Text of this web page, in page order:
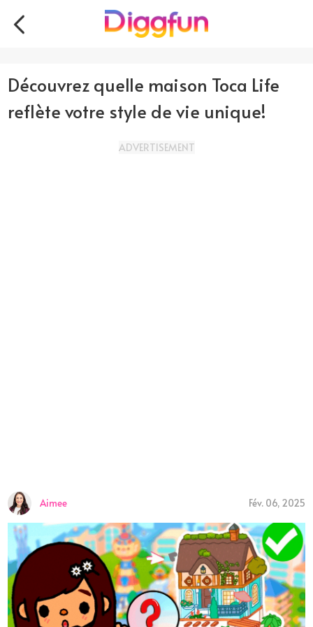
Découvrez quelle maison Toca Life
reflète votre style de vie unique!
ADVERTISEMENT
Aimee Fév. 06, 2025